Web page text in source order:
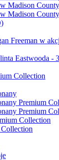
Madison
Madison
Freeman w
Eastwooda -
Collection
Premium
Premium
Collection